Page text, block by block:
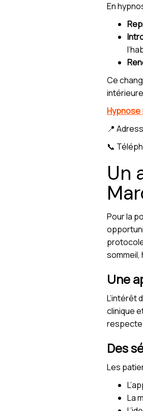
En
Ce
Hypnose
📍
📞
Un
Pour la
Une
L’intérêt
clinique
respecte
Des
Les
La